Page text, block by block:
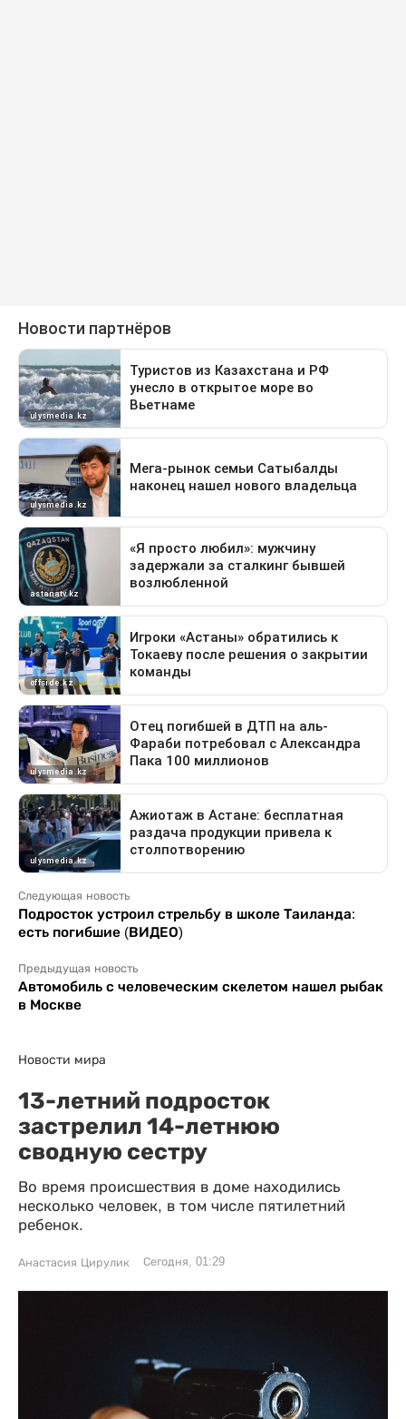
Следующая новость
Подросток устроил стрельбу в школе Таиланда:
есть погибшие (ВИДЕО)
Предыдущая новость
Автомобиль с человеческим скелетом нашел рыбак
в Москве
Новости мира
13-летний подросток
застрелил 14-летнюю
сводную сестру
Во время происшествия в доме находились
несколько человек, в том числе пятилетний
ребенок.
Анастасия Цирулик Сегодня, 01:29